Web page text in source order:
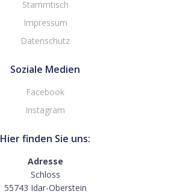
Stammtisch
Impressum
Datenschutz
Soziale Medien
Facebook
Instagram
Hier finden Sie uns:
Adresse
Schloss
55743 Idar-Oberstein